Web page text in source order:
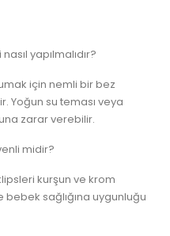
yapılmalıdır?
için nemli bir bez
Yoğun su teması veya
zarar verebilir.
midir?
kurşun ve krom
sağlığına uygunluğu